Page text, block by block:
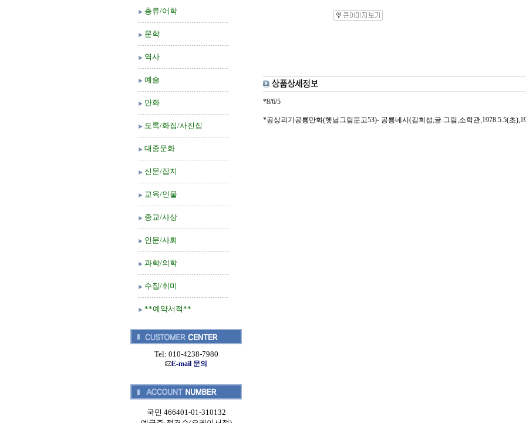
총류/어학
문학
역사
예술
만화
도록/화집/사진집
대중문화
신문/잡지
교육/인물
종교/사상
인문/사회
과학/의학
수집/취미
**예약서적**
Tel: 010-4238-7980
E-mail 문의
국민 466401-01-310132
*8/6/5
*공상괴기공룡만화(햇님그림문고53)- 공룡네시(김희섭;글.그림,소학관,1978.5.5(초